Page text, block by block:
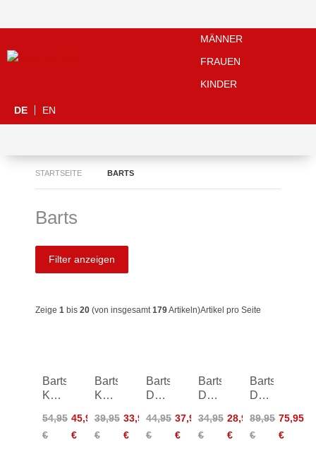
MÄNNER
FRAUEN
KINDER
DE EN
STARTSEITE BARTS
Barts
Filter anzeigen
Zeige 1 bis 20 (von insgesamt179Artikeln)Artikel pro Seite
Barts
Kelli
Bandeau
54,95
€
45,95
€
Barts
Kelli
High
Waist
39,95
€
33,95
€
Barts
Dauna
44,95
€
37,95
€
Barts
Dauna
34,95
€
28,95
€
Barts
Dauna
Shaping
One
89,95
€
75,95
€